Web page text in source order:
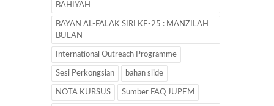
BAHIYAH
BAYAN AL-FALAK SIRI KE-25 : MANZILAH
BULAN
International Outreach Programme
Sesi Perkongsian bahan slide
NOTA KURSUS Sumber FAQ JUPEM